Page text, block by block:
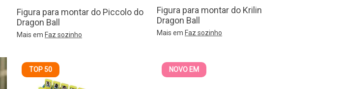
Figura para montar do Piccolo do
Dragon Ball
Mais em Faz sozinho
Figura para montar do Krilin
Dragon Ball
Mais em Faz sozinho
TOP 50 NOVO EM